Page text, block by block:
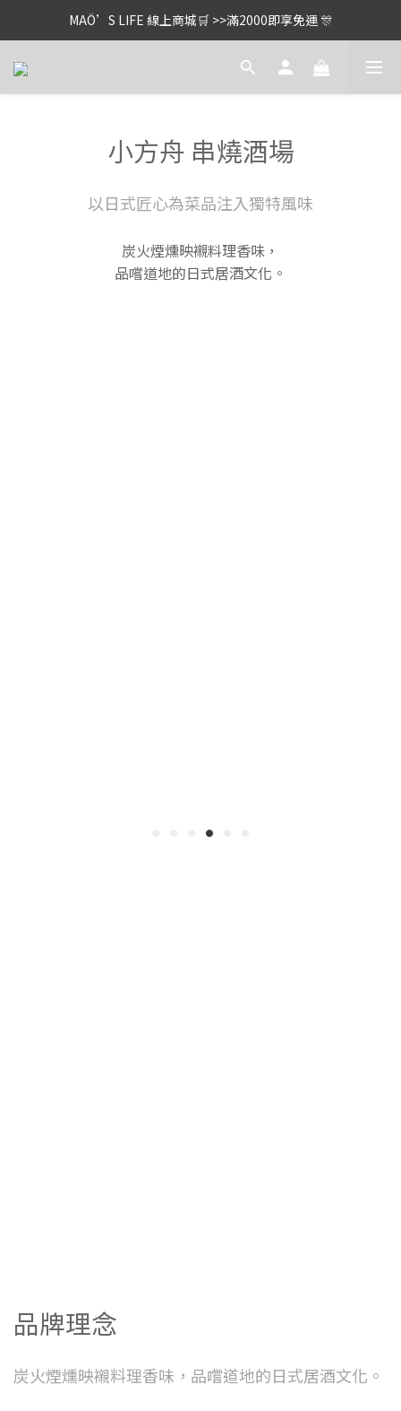
MAÖ’S LIFE 線上商城🛒 >>滿2000即享免運 🎊
小方舟 串燒酒場
以日式匠心為菜品注入獨特風味
炭火煙燻映襯料理香味，
品嚐道地的日式居酒文化。
品牌理念
炭火煙燻映襯料理香味，品嚐道地的日式居酒文化。